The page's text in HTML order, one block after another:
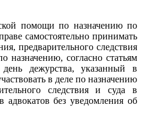
помощи по назначению по
самостоятельно принимать
предварительного следствия
назначению, согласно статьям
дежурства, указанный в
в деле по назначению
следствия и суда в
адвокатов без уведомления об